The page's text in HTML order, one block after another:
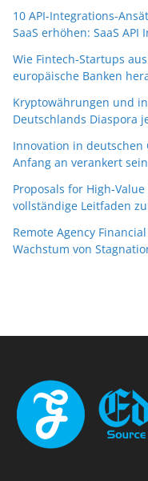
10 API-Integrations-
SaaS erhöhen: SaaS
Wie Fintech-Startups
europäische Banken
Kryptowährungen und
Deutschlands Diaspora
Innovation in deutschen
Anfang an verankert
Proposals for High-
vollständige Leitfaden
Remote Agency
Wachstum von